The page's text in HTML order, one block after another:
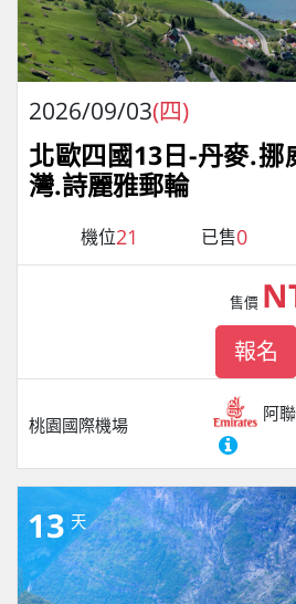
2026/09/03(四)
北歐四國13日-丹麥.
灣.詩麗雅郵輪
機位21 已售0
桃園國際機場
阿
售價
報名
13 天